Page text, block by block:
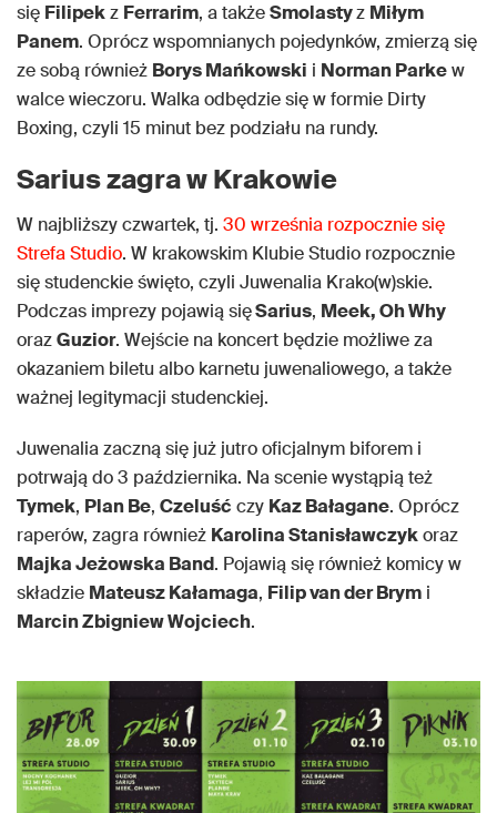
się Filipekz Ferrarim, a takżeSmolastyz Miłym
Panem. Oprócz wspomnianych pojedynków, zmierzą się
ze sobą również Borys Mańkowski i Norman Parkew
walce wieczoru. Walka odbędzie się w formie Dirty
Boxing, czyli 15 minut bez podziału na rundy.
Sarius zagra w Krakowie
W najbliższy czwartek, tj. 30 września rozpocznie się
Strefa Studio. W krakowskim Klubie Studio rozpocznie
się studenckie święto, czyli Juwenalia Krako(w)skie.
Podczas imprezy pojawią sięSarius, Meek, Oh Why
orazGuzior. Wejście na koncert będzie możliwe za
okazaniem biletu albo karnetu juwenaliowego, a także
ważnej legitymacji studenckiej.
Juwenalia zaczną się już jutro oficjalnym biforem i
potrwają do 3 października. Na scenie wystąpią też
Tymek, Plan Be, Czeluść czy Kaz Bałagane. Oprócz
raperów, zagra również Karolina Stanisławczykoraz
Majka Jeżowska Band. Pojawią się również komicy w
składzie Mateusz Kałamaga, Filip van der Brym i
Marcin Zbigniew Wojciech.